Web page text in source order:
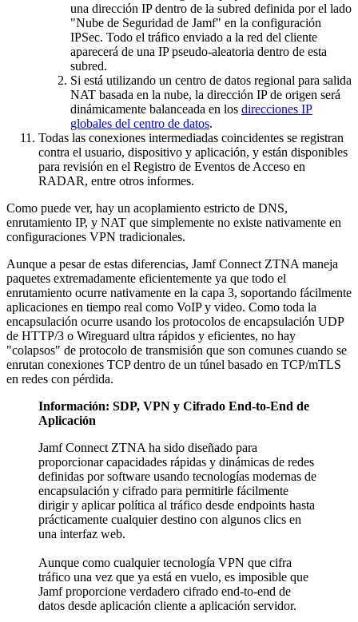
una dirección IP dentro de la subred definida por el lado
"Nube de Seguridad de Jamf" en la configuración
IPSec. Todo el tráfico enviado a la red del cliente
aparecerá de una IP pseudo-aleatoria dentro de esta
subred.
Si está utilizando un centro de datos regional para salida
NAT basada en la nube, la dirección IP de origen será
dinámicamente balanceada en los direcciones IP
globales del centro de datos.
Todas las conexiones intermediadas coincidentes se registran
contra el usuario, dispositivo y aplicación, y están disponibles
para revisión en el Registro de Eventos de Acceso en
RADAR, entre otros informes.
Como puede ver, hay un acoplamiento estricto de DNS,
enrutamiento IP, y NAT que simplemente no existe nativamente en
configuraciones VPN tradicionales.
Aunque a pesar de estas diferencias, Jamf Connect ZTNA maneja
paquetes extremadamente eficientemente ya que todo el
enrutamiento ocurre nativamente en la capa 3, soportando fácilmente
aplicaciones en tiempo real como VoIP y video. Como toda la
encapsulación ocurre usando los protocolos de encapsulación UDP
de HTTP/3 o Wireguard ultra rápidos y eficientes, no hay
"colapsos" de protocolo de transmisión que son comunes cuando se
enrutan conexiones TCP dentro de un túnel basado en TCP/mTLS
en redes con pérdida.
Información: SDP, VPN y Cifrado End-to-End de
Aplicación
Jamf Connect ZTNA ha sido diseñado para
proporcionar capacidades rápidas y dinámicas de redes
definidas por software usando tecnologías modernas de
encapsulación y cifrado para permitirle fácilmente
dirigir y aplicar política al tráfico desde endpoints hasta
prácticamente cualquier destino con algunos clics en
una interfaz web.
Aunque como cualquier tecnología VPN que cifra
tráfico una vez que ya está en vuelo, es imposible que
Jamf proporcione verdadero cifrado end-to-end de
datos desde aplicación cliente a aplicación servidor.